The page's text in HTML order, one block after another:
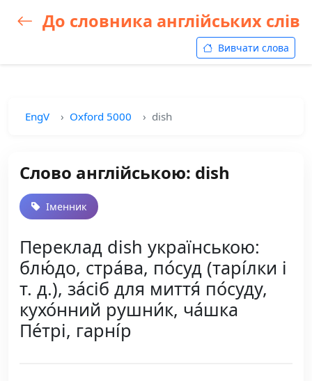
До словника англійських слів
Вивчати слова
EngV Oxford 5000 dish
Слово англійською: dish
Іменник
Переклад dish українською:
блю́до, стра́ва, по́суд (тарі́лки і
т. д.), за́сіб для миття́ по́суду,
кухо́нний рушни́к, ча́шка
Пе́трі, гарні́р